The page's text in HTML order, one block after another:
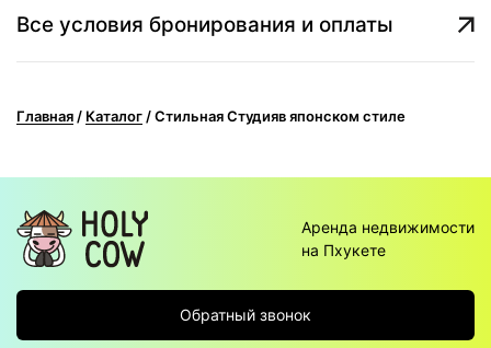
Все условия бронирования и оплаты
Главная / Каталог /Стильная Студияв японском стиле
Аренда недвижимости
на Пхукете
Обратный звонок